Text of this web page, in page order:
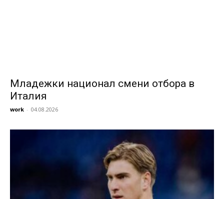
Младежки национал смени отбора в
Италия
work - 04.08.2026